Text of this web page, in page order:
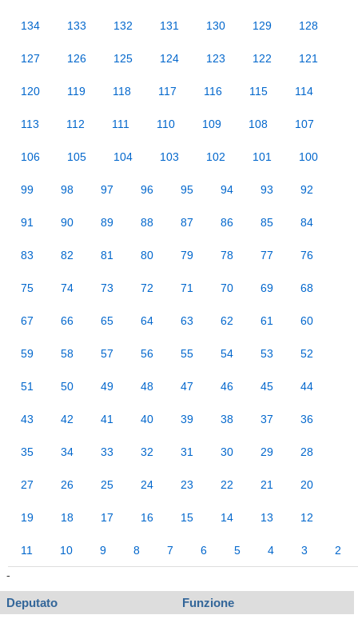
134 133 132 131 130 129 128
127 126 125 124 123 122 121
120 119 118 117 116 115 114
113 112 111 110 109 108 107
106 105 104 103 102 101 100
99 98 97 96 95 94 93 92
91 90 89 88 87 86 85 84
83 82 81 80 79 78 77 76
75 74 73 72 71 70 69 68
67 66 65 64 63 62 61 60
59 58 57 56 55 54 53 52
51 50 49 48 47 46 45 44
43 42 41 40 39 38 37 36
35 34 33 32 31 30 29 28
27 26 25 24 23 22 21 20
19 18 17 16 15 14 13 12
11 10 9 8 7 6 5 4 3
2
-
Deputato Funzione